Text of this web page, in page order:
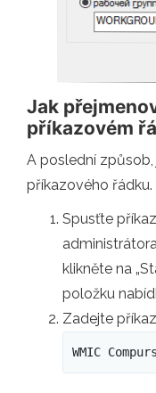
Jak
příkazovém
A poslední
příkazového řádku.
Spusťte
klikněte na
položku
Zadejte příkaz
WMIC